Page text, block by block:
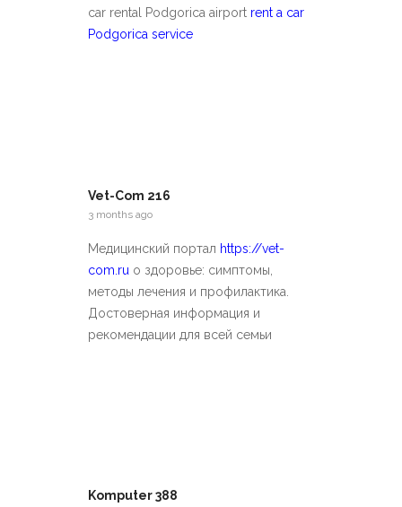
car rental Podgorica airport rent a car
Podgorica service
Vet-Com 216
3 months ago
Медицинский портал https://vet-
com.ru о здоровье: симптомы,
методы лечения и профилактика.
Достоверная информация и
рекомендации для всей семьи
Komputer 388